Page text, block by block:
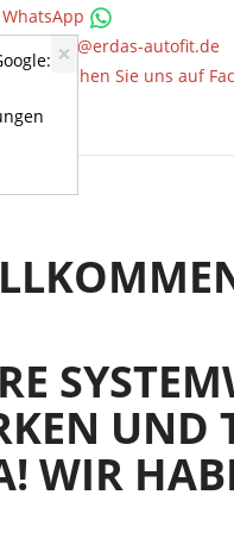
WhatsApp
Mail: info@erdas-autofit.de
Besuchen Sie uns auf
UND
WIR
×